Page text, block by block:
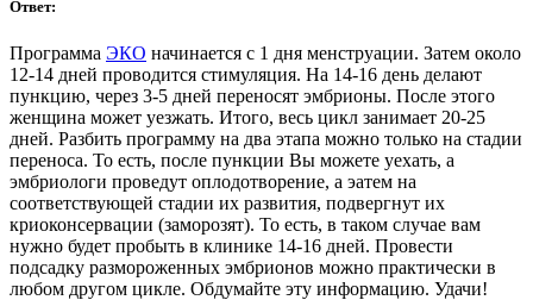
Ответ:
Программа ЭКО начинается с 1 дня менструации. Затем около
12-14 дней проводится стимуляция. На 14-16 день делают
пункцию, через 3-5 дней переносят эмбрионы. После этого
женщина может уезжать. Итого, весь цикл занимает 20-25
дней. Разбить программу на два этапа можно только на стадии
переноса. То есть, после пункции Вы можете уехать, а
эмбриологи проведут оплодотворение, а эатем на
соответствующей стадии их развития, подвергнут их
криоконсервации (заморозят). То есть, в таком случае вам
нужно будет пробыть в клинике 14-16 дней. Провести
подсадку размороженных эмбрионов можно практически в
любом другом цикле. Обдумайте эту информацию. Удачи!